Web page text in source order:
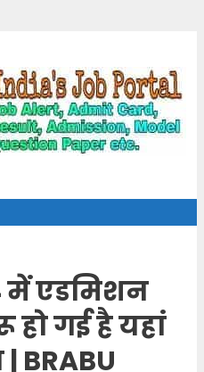
में एडमिशन
हो गई है यहां